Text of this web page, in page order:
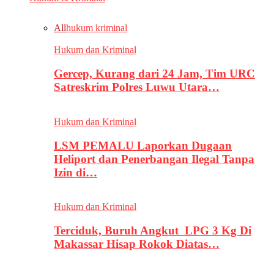
Allhukum kriminal
Hukum dan Kriminal
Gercep, Kurang dari 24 Jam, Tim URC
Satreskrim Polres Luwu Utara…
Hukum dan Kriminal
LSM PEMALU Laporkan Dugaan
Heliport dan Penerbangan Ilegal Tanpa
Izin di…
Hukum dan Kriminal
Terciduk, Buruh Angkut LPG 3 Kg Di
Makassar Hisap Rokok Diatas…